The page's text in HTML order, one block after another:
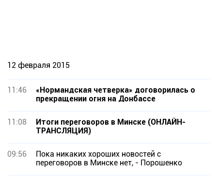
12 февраля 2015
11:46
«Нормандская четверка» договорилась о
прекращении огня на Донбассе
11:08
Итоги переговоров в Минске (ОНЛАЙН-
ТРАНСЛЯЦИЯ)
09:56
Пока никаких хороших новостей с
переговоров в Минске нет, - Порошенко